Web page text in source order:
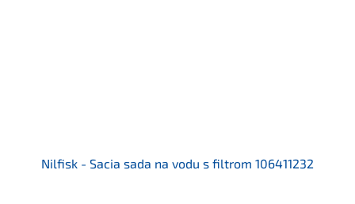
Nilfisk - Sacia sada na vodu s filtrom 106411232